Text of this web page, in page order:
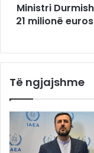
Ministri
21 milionë
Të ngjajshme